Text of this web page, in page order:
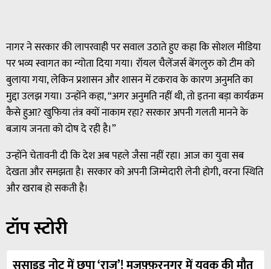
नागर ने सरकार की लापरवाही पर सवाल उठाते हुए कहा कि सोशल मीडिया
पर भव्य स्वागत का न्योता दिया गया। रॉयल चैलेंजर्स बेंगलुरु को टीम को
बुलाया गया, लेकिन प्रशासन और शासन में टकराव के कारण अनुमति का
मुद्दा उलझ गया। उन्होंने कहा, “अगर अनुमति नहीं थी, तो इतना बड़ा कार्यक्रम
कैसे हुआ? खुफिया तंत्र क्यों नाकाम रहा? सरकार अपनी गलती मानने के
बजाय जनता को दोष दे रही है।”
उन्होंने चेतावनी दी कि देश अब पहले जैसा नहीं रहा। आज का युवा सब
देखता और समझता है। सरकार को अपनी जिम्मेदारी लेनी होगी, वरना स्थिति
और खराब हो सकती है।
टॉप स्टोरी